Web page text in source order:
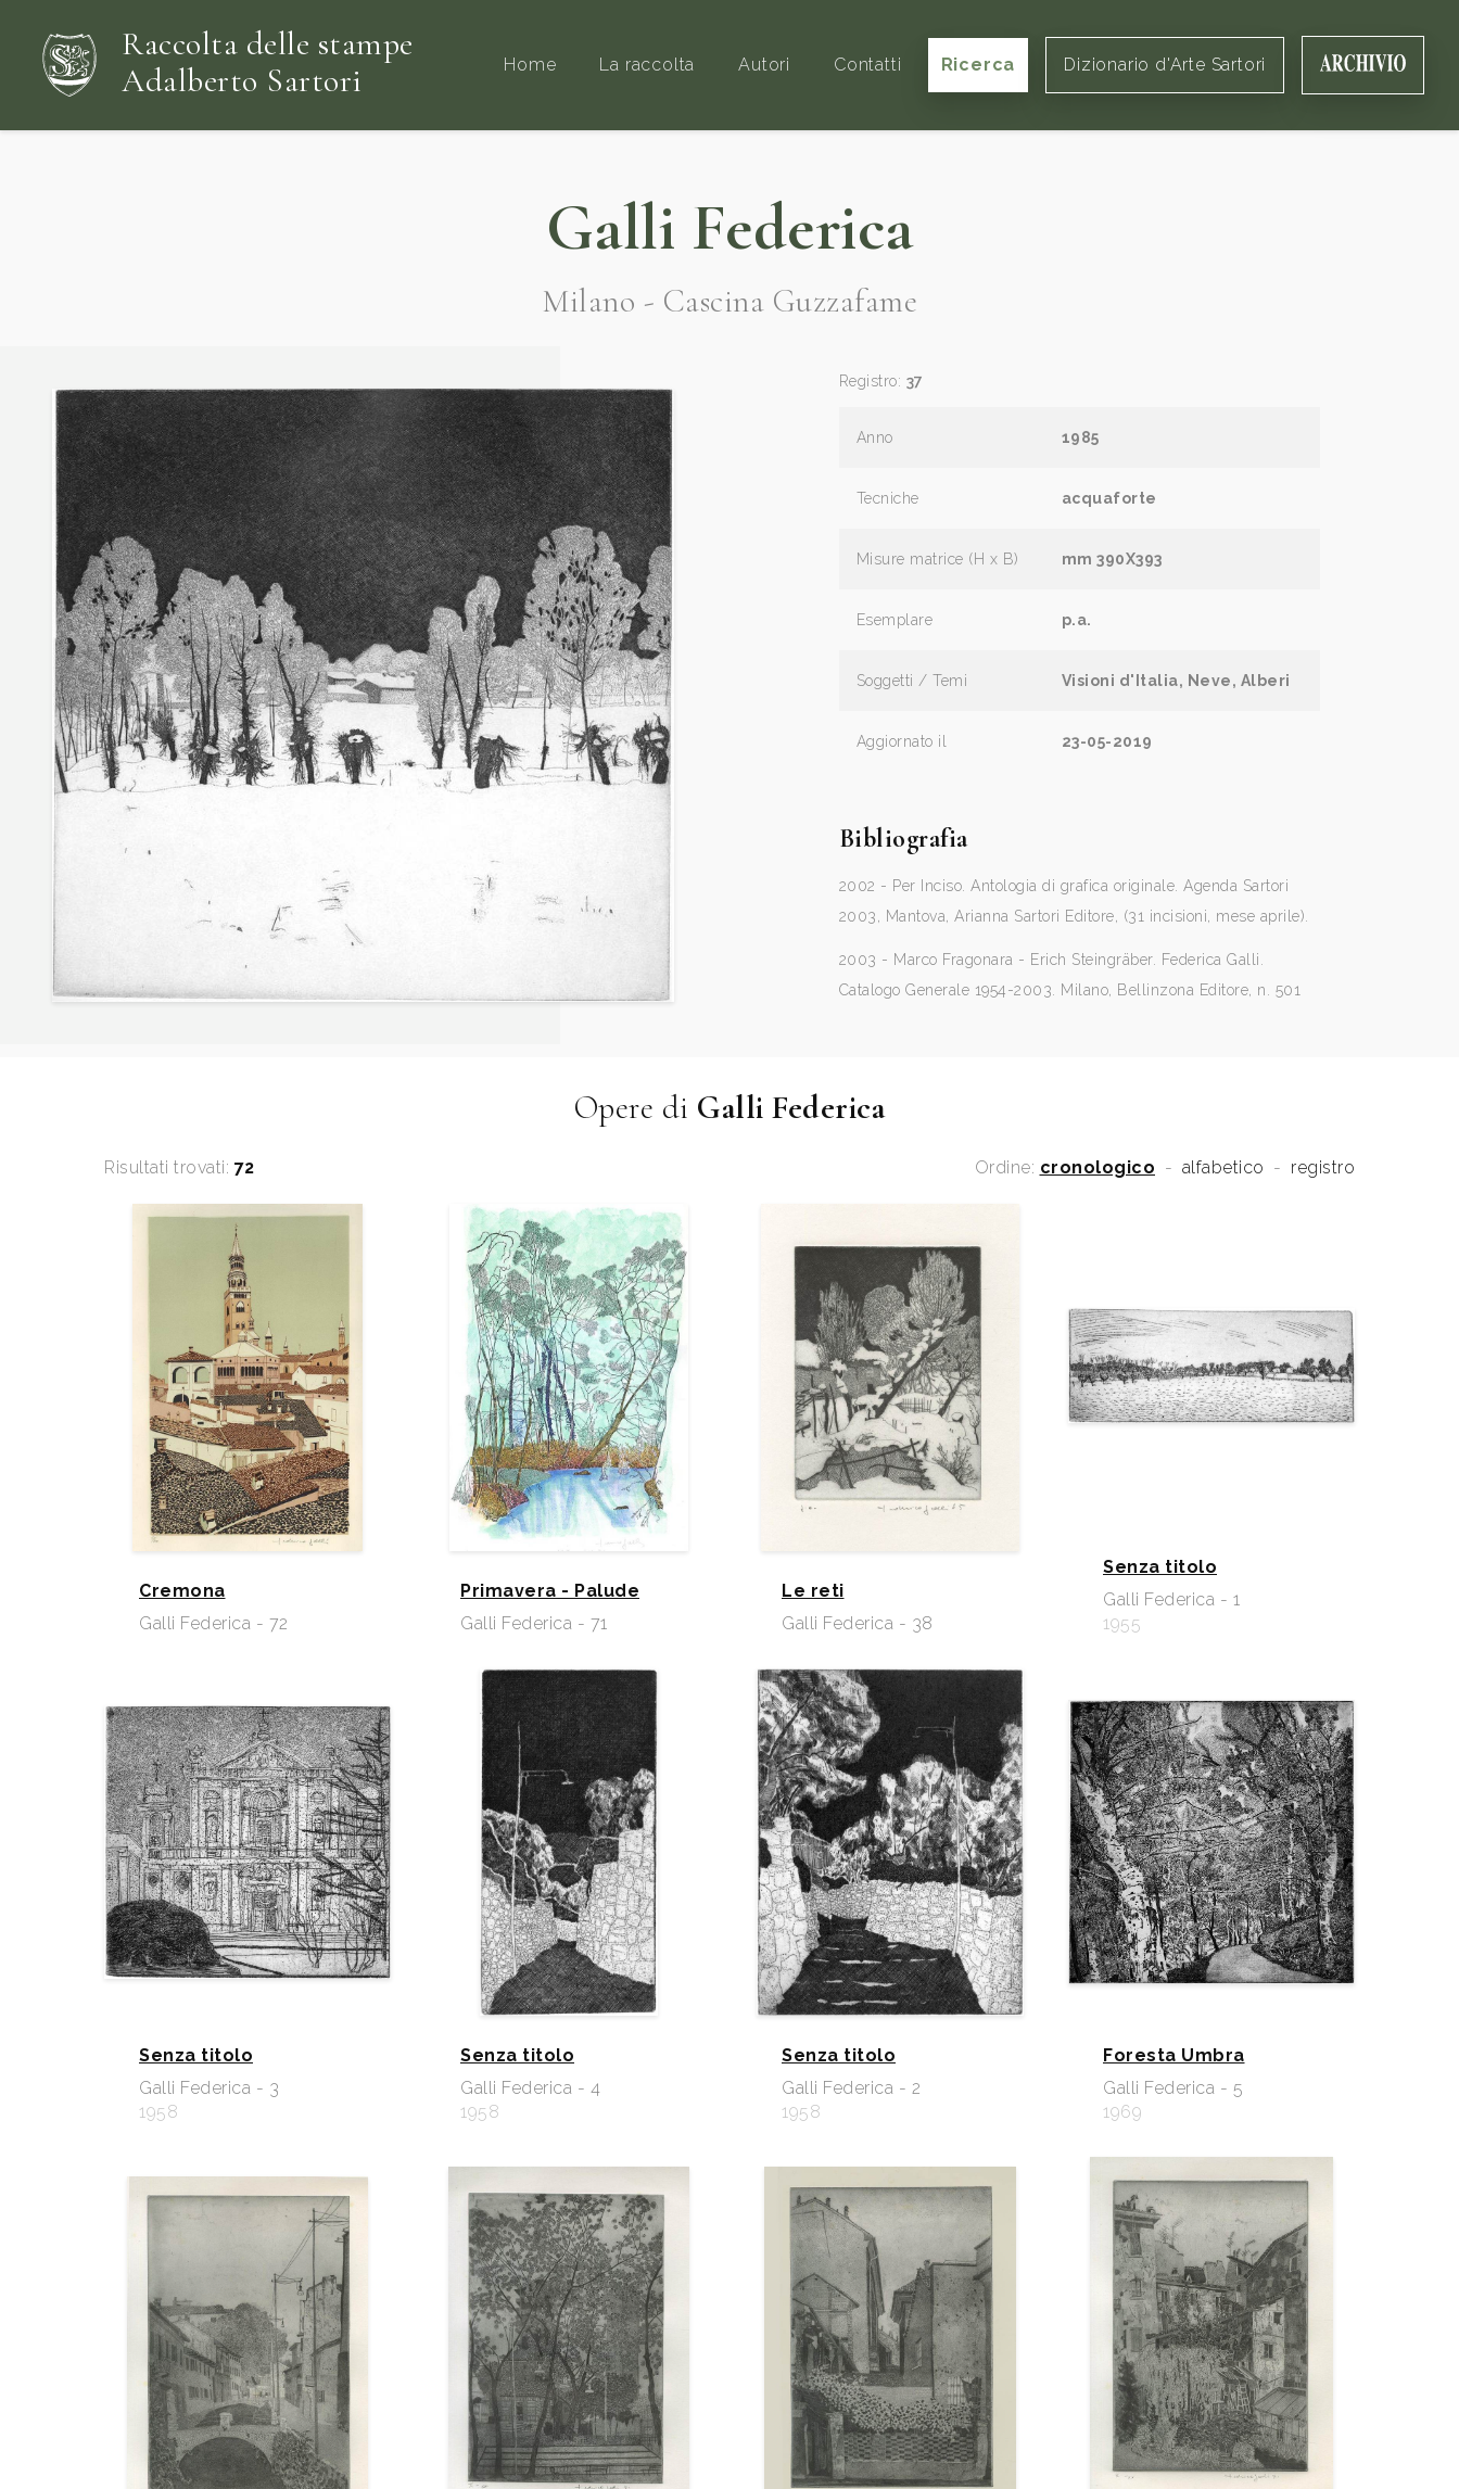
Raccolta delle stampe
Adalberto Sartori
Home La raccolta Autori Contatti Ricerca Dizionario d'Arte Sartori
Galli Federica
Milano - Cascina Guzzafame
Registro: 37
Anno 1985
Tecniche acquaforte
Misure matrice (H x B) mm 390X393
Esemplare p.a.
Soggetti / Temi Visioni d'Italia, Neve, Alberi
Aggiornato il 23-05-2019
Bibliografia
2002 - Per Inciso. Antologia di grafica originale. Agenda Sartori
2003, Mantova, Arianna Sartori Editore, (31 incisioni, mese aprile).
2003 - Marco Fragonara - Erich Steingräber. Federica Galli.
Catalogo Generale 1954-2003. Milano, Bellinzona Editore, n. 501
Opere di Galli Federica
Risultati trovati: 72 Ordine: cronologico - alfabetico - registro
Cremona
Galli Federica - 72
Primavera - Palude
Galli Federica - 71
Le reti
Galli Federica - 38
Senza titolo
Galli Federica - 1
1955
Senza titolo
Galli Federica - 3
1958
Senza titolo
Galli Federica - 4
1958
Senza titolo
Galli Federica - 2
1958
Foresta Umbra
Galli Federica - 5
1969